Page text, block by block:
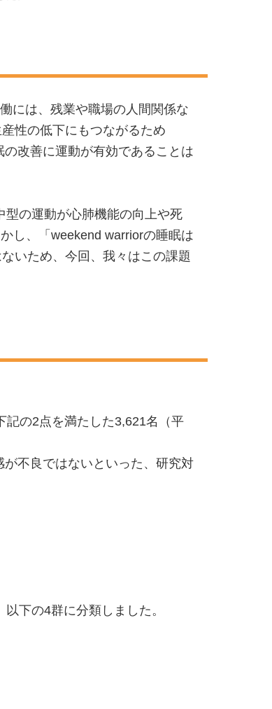
には、残業や職場の人間関係な
性の低下にもつながるため
改善に運動が有効であることは
の運動が心肺機能の向上や死
し、「weekend warriorの睡眠は
いため、今回、我々はこの課題
記の2点を満たした3,621名（平
不良ではないといった、研究対
下の4群に分類しました。